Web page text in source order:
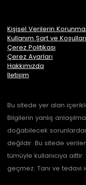
Kişisel Verilerin
Kullanım Şart ve Koşulları
Çerez Politikası
Çerez Ayarları
Hakkımızda
İletişim
Bu sitede yer alan
Bilgilerin yanlış
doğabilecek
değildir. Bu sitede
tümüyle kullanıcıya
geçmez. Tanı ve tedavi